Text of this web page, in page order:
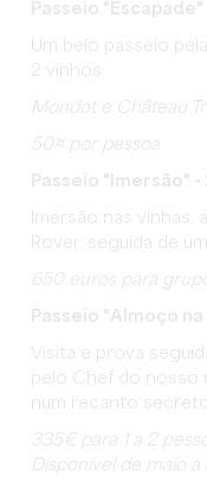
Passeio "Escapade"
Um belo passeio
2 vinhos
Mondot e Château
50¤ por pessoa
Passeio "Imersão" -
Imersão nas vinhas,
Rover, seguida de
650 euros para
Passeio "Almoço na
Visita e prova
pelo Chef do nosso
num recanto
335€ para 1 a 2
Disponível de maio a